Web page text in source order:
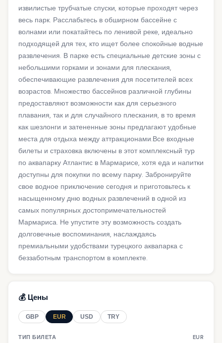
извилистые трубчатые спуски, которые проходят через
весь парк. Расслабьтесь в обширном бассейне с
волнами или покатайтесь по ленивой реке, идеально
подходящей для тех, кто ищет более спокойные водные
развлечения. В парке есть специальные детские зоны с
небольшими горками и зонами для плескания,
обеспечивающие развлечения для посетителей всех
возрастов. Множество бассейнов различной глубины
предоставляют возможности как для серьезного
плавания, так и для случайного плескания, в то время
как шезлонги и затененные зоны предлагают удобные
места для отдыха между аттракционами.Все входные
билеты и страховка включены в этот комплексный тур
по аквапарку Атлантис в Мармарисе, хотя еда и напитки
доступны для покупки по всему парку. Забронируйте
свое водное приключение сегодня и приготовьтесь к
насыщенному дню водных развлечений в одной из
самых популярных достопримечательностей
Мармариса. Не упустите эту возможность создать
долговечные воспоминания, наслаждаясь
премиальными удобствами турецкого аквапарка с
беззаботным транспортом в комплекте.
💰 Цены
GBP EUR USD TRY
ТИП БИЛЕТА EUR